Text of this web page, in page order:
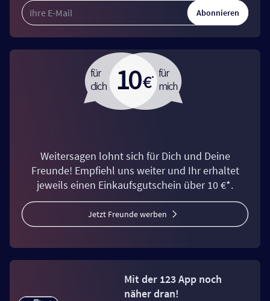
Abonnieren
Weitersagen lohnt sich für Dich und Deine
Freunde! Empfiehl uns weiter und Ihr erhaltet
jeweils einen Einkaufsgutschein über 10 €*.
Jetzt Freunde werben
Mit der 123 App noch
näher dran!